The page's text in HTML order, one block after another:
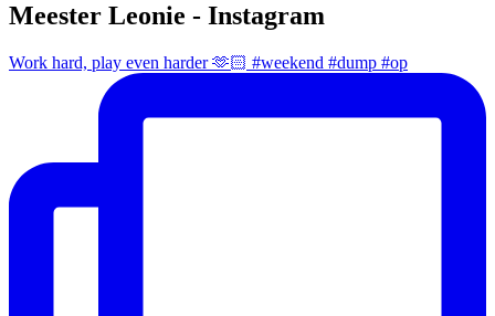
Meester Leonie - Instagram
Work hard, play even harder 🫶🏻 #weekend #dump #op